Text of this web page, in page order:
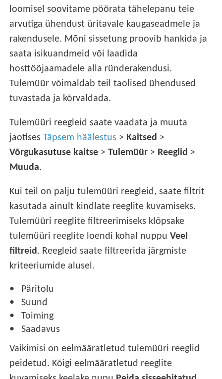
loomisel soovitame pöörata tähelepanu teie
arvutiga ühendust üritavale kaugaseadmele ja
rakendusele. Mõni sissetung proovib hankida ja
saata isikuandmeid või laadida
hosttööjaamadele alla ründerakendusi.
Tulemüür võimaldab teil taolised ühendused
tuvastada ja kõrvaldada.
Tulemüüri reegleid saate vaadata ja muuta
jaotisesTäpsem häälestus > Kaitsed >
Võrgukasutuse kaitse >Tulemüür > Reeglid >
Muuda.
Kui teil on palju tulemüüri reegleid, saate filtrit
kasutada ainult kindlate reeglite kuvamiseks.
Tulemüüri reeglite filtreerimiseks klõpsake
tulemüüri reeglite loendi kohal nuppuVeel
filtreid . Reegleid saate filtreerida järgmiste
kriteeriumide alusel.
Päritolu
Suund
Toiming
Saadavus
Vaikimisi on eelmääratletud tulemüüri reeglid
peidetud. Kõigi eelmääratletud reeglite